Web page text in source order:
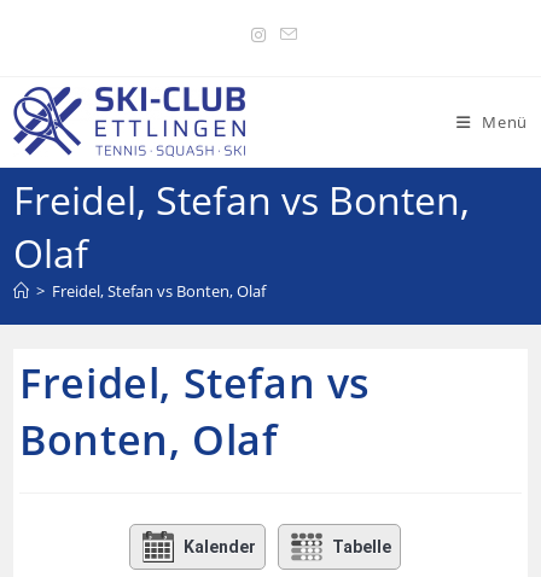
Menü
Freidel, Stefan vs Bonten,
Olaf
> Freidel, Stefan vs Bonten, Olaf
Freidel, Stefan vs
Bonten, Olaf
Kalender Tabelle